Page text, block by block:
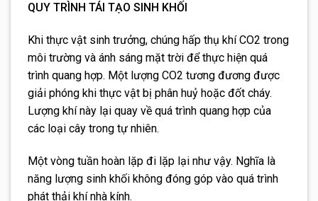
QUY TRÌNH TÁI TẠO SINH KHỐI
Khi thực vật sinh trưởng, chúng hấp thụ khí CO2 trong
môi trường và ánh sáng mặt trời để thực hiện quá
trình quang hợp. Một lượng CO2 tương đương được
giải phóng khi thực vật bị phân huỷ hoặc đốt cháy.
Lượng khí này lại quay về quá trình quang hợp của
các loại cây trong tự nhiên.
Một vòng tuần hoàn lặp đi lặp lại như vậy. Nghĩa là
năng lượng sinh khối không đóng góp vào quá trình
phát thải khí nhà kính.